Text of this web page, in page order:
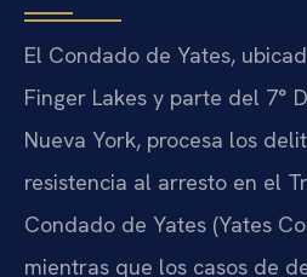
El Condado de Yates,
Finger Lakes y parte del 7°
Nueva York, procesa los
resistencia al arresto en el
Condado de Yates (Yates
mientras que los casos de